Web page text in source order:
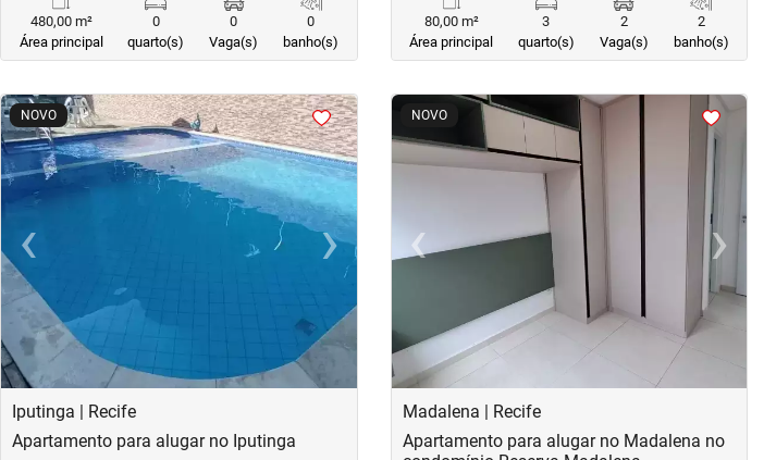
480,00 m²
Área principal
0
quarto(s)
0
Vaga(s)
0
banho(s)
80,00 m²
Área principal
3
quarto(s)
2
Vaga(s)
2
banho(s)
NOVO
<<<<
‹
Previous ›Next
Iputinga | Recife
Apartamento para alugar no Iputinga
NOVO
< <<<
‹Previous ›Next
Madalena | Recife
Apartamento para alugar no Madalena no